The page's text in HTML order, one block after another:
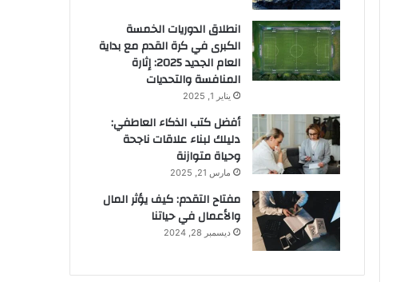
انطلاق الدوريات الخمسة
الكبرى في كرة القدم مع بداية
العام الجديد 2025: إثارة
المنافسة والتحديات
يناير 1, 2025
أفضل كتب الذكاء العاطفي:
دليلك لبناء علاقات ناجحة
وحياة متوازنة
مارس 21, 2025
مفتاح التقدم: كيف يؤثر المال
والأعمال في حياتنا
ديسمبر 28, 2024